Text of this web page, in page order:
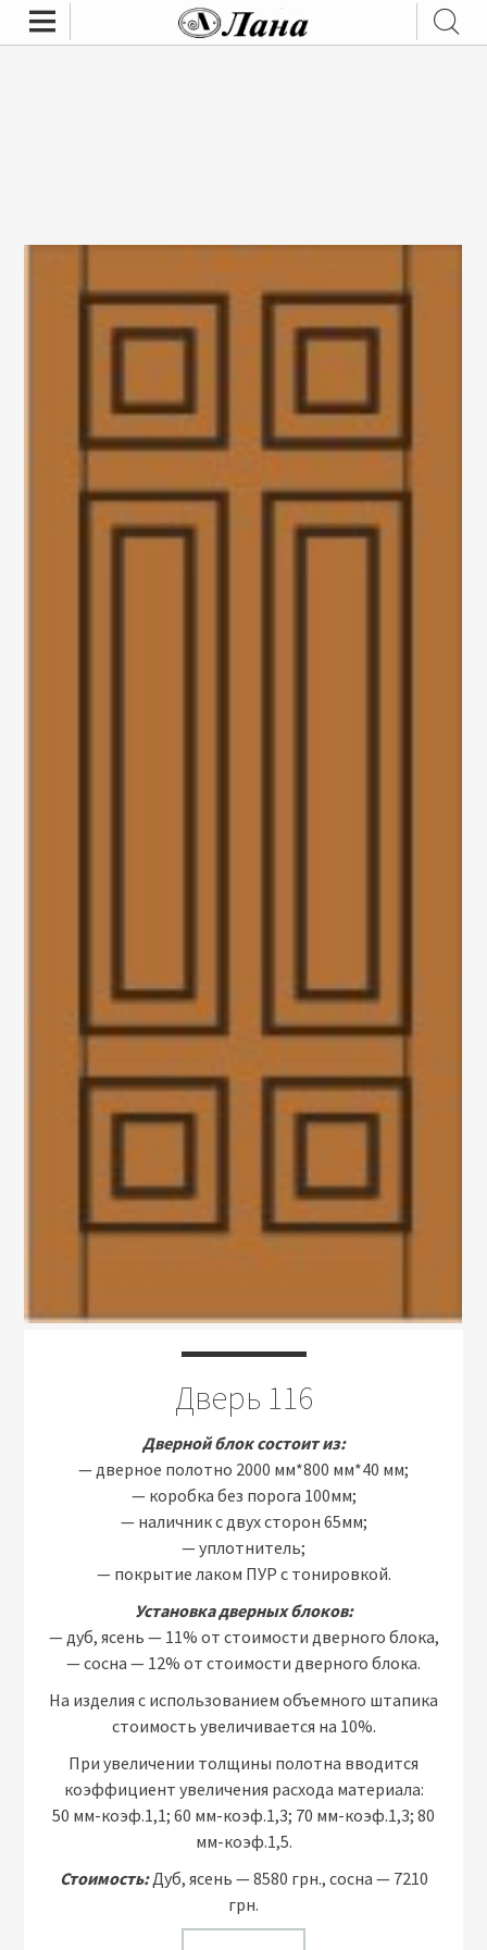
Дверь 116
Дверной блок состоит из:
— дверное полотно 2000 мм*800 мм*40 мм;
— коробка без порога 100мм;
— наличник с двух сторон 65мм;
— уплотнитель;
— покрытие лаком ПУР с тонировкой.
Установка дверных блоков:
— дуб, ясень — 11% от стоимости дверного блока,
— сосна — 12% от стоимости дверного блока.
На изделия с использованием объемного штапика
стоимость увеличивается на 10%.
При увеличении толщины полотна вводится
коэффициент увеличения расхода материала:
50 мм-коэф.1,1; 60 мм-коэф.1,3; 70 мм-коэф.1,3; 80
мм-коэф.1,5.
Стоимость: Дуб, ясень — 8580 грн., сосна — 7210
грн.